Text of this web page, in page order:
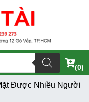
(0)
Được Nhiều Người